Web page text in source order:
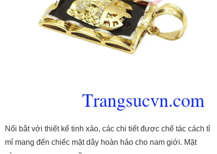
Nổi bật với thiết kế tinh xảo, các chi tiết được chế tác cách tỉ
mỉ mang đến chiếc mặt dây hoàn hảo cho nam giới. Mặt